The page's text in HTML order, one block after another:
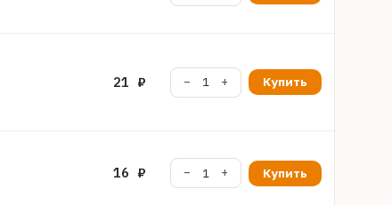
21 ₽ Купить
16 ₽ Купить